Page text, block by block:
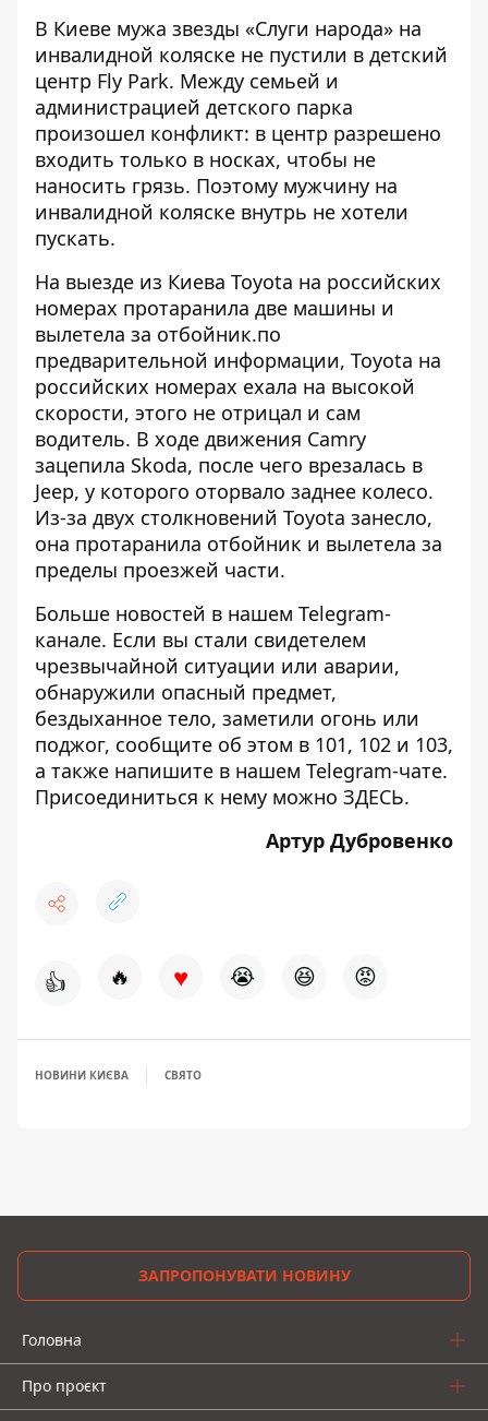
В Киеве мужа звезды «Слуги народа» на
инвалидной коляске не пустили в детский
центр Fly Park. Между семьей и
администрацией детского парка
произошел конфликт: в центр разрешено
входить только в носках, чтобы не
наносить грязь. Поэтому мужчину на
инвалидной коляске внутрь не хотели
пускать.
На выезде из Киева Toyota на российских
номерах протаранила две машины и
вылетела за отбойник.по
предварительной информации, Toyota на
российских номерах ехала на высокой
скорости, этого не отрицал и сам
водитель. В ходе движения Camry
зацепила Skoda, после чего врезалась в
Jeep, у которого оторвало заднее колесо.
Из-за двух столкновений Toyota занесло,
она протаранила отбойник и вылетела за
пределы проезжей части.
Больше новостей в нашем Telegram-
канале. Если вы стали свидетелем
чрезвычайной ситуации или аварии,
обнаружили опасный предмет,
бездыханное тело, заметили огонь или
поджог, сообщите об этом в 101, 102 и 103,
а также напишите в нашем Telegram-чате.
Присоединиться к нему можно ЗДЕСЬ.
Артур Дубровенко
👍 🔥 ♥ 😭 😆 😡
НОВИНИ КИЄВА СВЯТО
ЗАПРОПОНУВАТИ НОВИНУ
Головна
Про проєкт